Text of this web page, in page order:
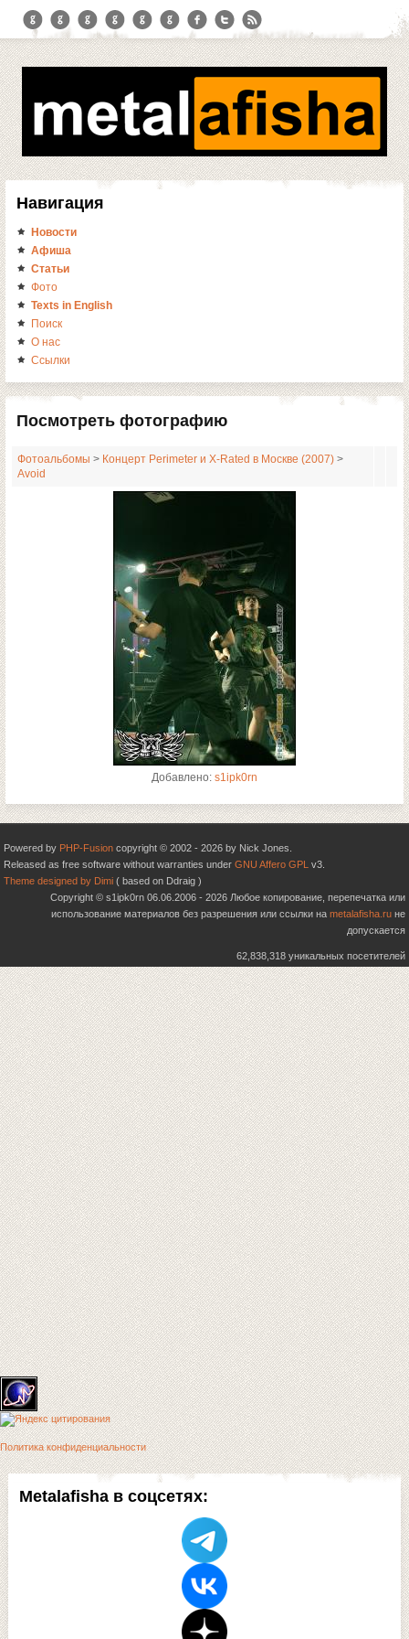
Metalafisha в соцсетях:
Навигация
Новости
Афиша
Статьи
Фото
Texts in English
Поиск
О нас
Ссылки
Посмотреть фотографию
Фотоальбомы > Концерт Perimeter и X-Rated в Москве (2007) >
Avoid
Добавлено: s1ipk0rn
Powered by PHP-Fusion copyright © 2002 - 2026 by Nick Jones.
Released as free software without warranties under GNU Affero GPL v3.
Theme designed by Dimi ( based on Ddraig )
Copyright © s1ipk0rn 06.06.2006 - 2026 Любое копирование, перепечатка или
использование материалов без разрешения или ссылки на metalafisha.ru не
допускается
62,838,318 уникальных посетителей
Политика конфиденциальности